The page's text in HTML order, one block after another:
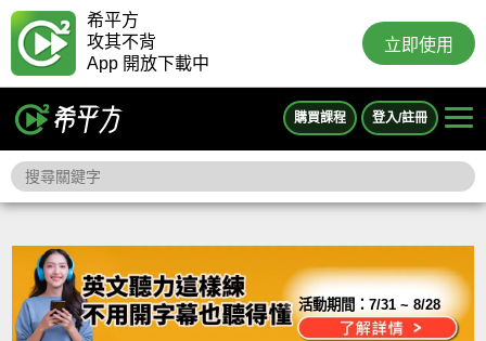
希平方
攻其不背
App 開放下載中
立即使用
購買課程 登入/註冊
活動期間：7/31 ~ 8/28